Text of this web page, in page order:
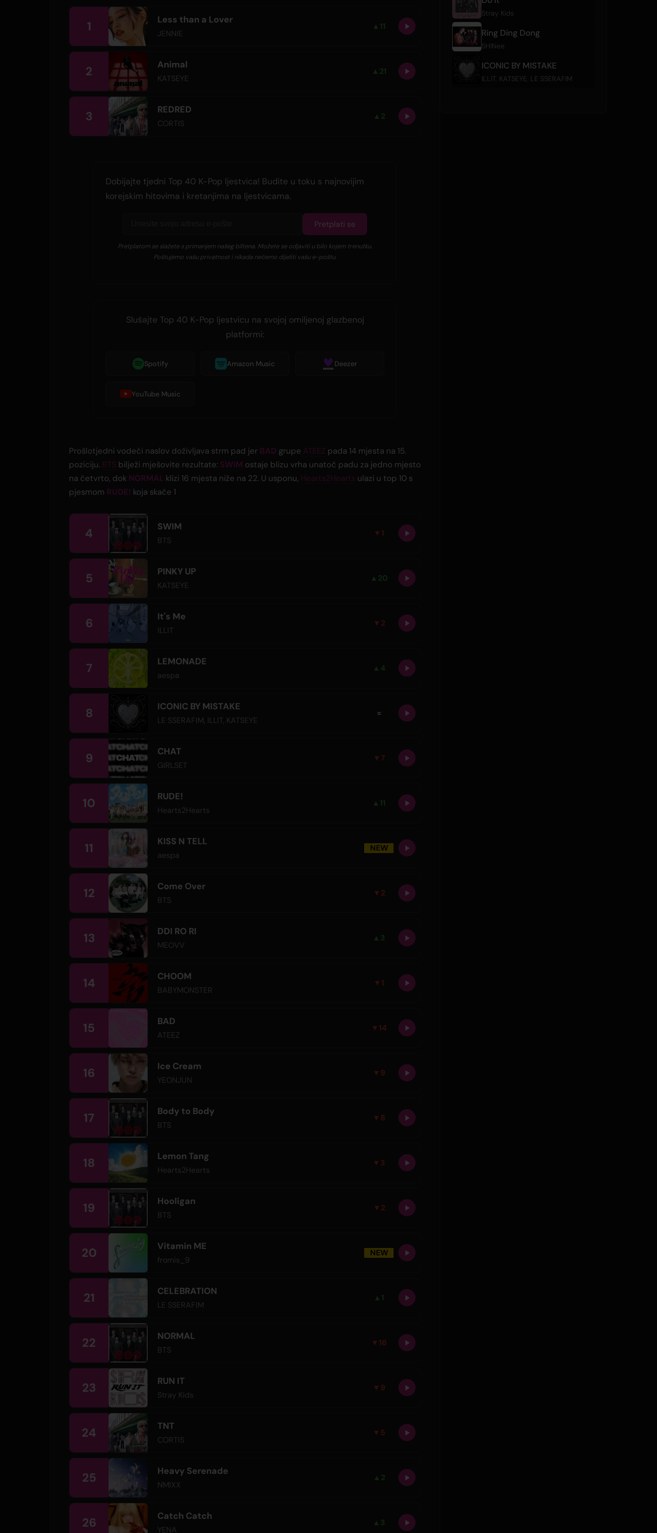
1 Less than a Lover
JENNIE
▲ 11
2 Animal
KATSEYE
▲ 21
3 REDRED
CORTIS
▲ 2
Dobijajte tjedni Top 40 K-Pop ljestvica! Budite u toku s najnovijim
korejskim hitovima i kretanjima na ljestvicama.
Pretplati se
Pretplatom se slažete s primanjem našeg biltena. Možete se odjaviti u bilo kojem trenutku.
Poštujemo vašu privatnost i nikada nećemo dijeliti vašu e-poštu.
Slušajte Top 40 K-Pop ljestvicu na svojoj omiljenoj glazbenoj
platformi:
Spotify Amazon Music Deezer
YouTube Music
Prošlotjedni vodeći naslov doživljava strm pad jer BAD grupe ATEEZ pada 14 mjesta na 15.
poziciju. BTS bilježi mješovite rezultate: SWIM ostaje blizu vrha unatoč padu za jedno mjesto
na četvrto, dok NORMAL klizi 16 mjesta niže na 22. U usponu, Hearts2Hearts ulazi u top 10 s
pjesmom RUDE! koja skače 1
4 SWIM
BTS
▼ 1
5 PINKY UP
KATSEYE
▲ 20
6 It's Me
ILLIT
▼ 2
7 LEMONADE
aespa
▲ 4
8 ICONIC BY MISTAKE
LE SSERAFIM, ILLIT, KATSEYE
=
9 CHAT
GIRLSET
▼ 7
10 RUDE!
Hearts2Hearts
▲ 11
11 KISS N TELL
aespa
NEW
12 Come Over
BTS
▼ 2
13 DDI RO RI
MEOVV
▲ 3
14 CHOOM
BABYMONSTER
▼ 1
15 BAD
ATEEZ
▼ 14
16 Ice Cream
YEONJUN
▼ 9
17 Body to Body
BTS
▼ 8
18 Lemon Tang
Hearts2Hearts
▼ 3
19 Hooligan
BTS
▼ 2
20 Vitamin ME
fromis_9
NEW
21 CELEBRATION
LE SSERAFIM
▲ 1
22 NORMAL
BTS
▼ 16
23 RUN IT
Stray Kids
▼ 9
24 TNT
CORTIS
▼ 5
25 Heavy Serenade
NMIXX
▲ 2
26 Catch Catch
YENA
▲ 3
Stray Kids
Ring Ding Dong
SHINee
ICONIC BY MISTAKE
ILLIT KATSEYE LE SSERAFIM